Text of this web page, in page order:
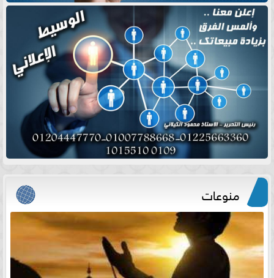
منوعات